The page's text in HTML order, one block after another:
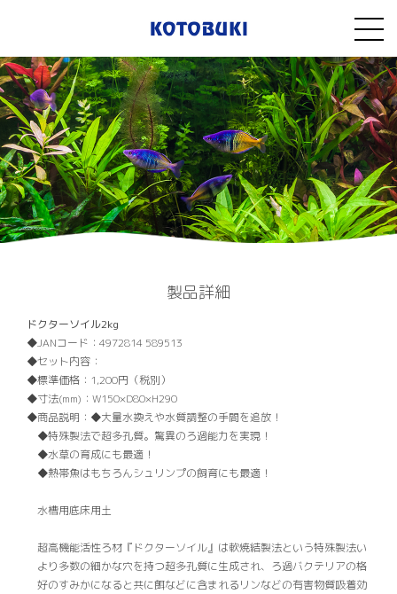
製品詳細
ドクターソイル2kg
JANコード： 4972814 589513
セット内容：
標準価格： 1,200円（税別）
寸法(mm)： W150×D80×H290
商品説明： ◆大量水換えや水質調整の手間を追放！
◆特殊製法で超多孔質。驚異のろ過能力を実現！
◆水草の育成にも最適！
◆熱帯魚はもちろんシュリンプの飼育にも最適！
水槽用底床用土
超高機能活性ろ材『ドクターソイル』は軟焼結製法という特殊製法い
より多数の細かな穴を持つ超多孔質に生成され、ろ過バクテリアの格
好のすみかになると共に餌などに含まれるリンなどの有害物質吸着効